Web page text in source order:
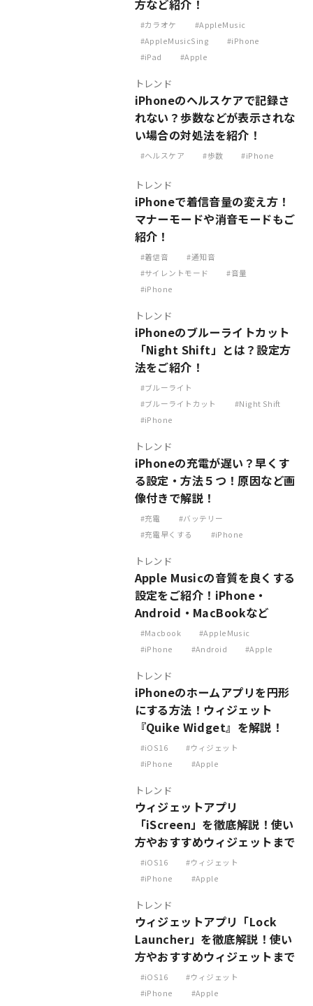
方など紹介！
カラオケ
AppleMusic
AppleMusicSing
iPhone
iPad
Apple
トレンド
iPhoneのヘルスケアで記録さ
れない？歩数などが表示されな
い場合の対処法を紹介！
ヘルスケア 歩数 iPhone
トレンド
iPhoneで着信音量の変え方！
マナーモードや消音モードもご
紹介！
着信音
通知音
サイレントモード
音量
iPhone
トレンド
iPhoneのブルーライトカット
「Night Shift」とは？設定方
法をご紹介！
ブルーライト
ブルーライトカット
Night Shift
iPhone
トレンド
iPhoneの充電が遅い？早くす
る設定・方法５つ！原因など画
像付きで解説！
充電
バッテリー
充電早くする
iPhone
トレンド
Apple Musicの音質を良くする
設定をご紹介！iPhone・
Android・MacBookなど
Macbook
AppleMusic
iPhone
Android Apple
トレンド
iPhoneのホームアプリを円形
にする方法！ウィジェット
『Quike Widget』を解説！
iOS16
ウィジェット
iPhone
Apple
トレンド
ウィジェットアプリ
「iScreen」を徹底解説！使い
方やおすすめウィジェットまで
iOS16
ウィジェット
iPhone
Apple
トレンド
ウィジェットアプリ「Lock
Launcher」を徹底解説！使い
方やおすすめウィジェットまで
iOS16
ウィジェット
iPhone
Apple